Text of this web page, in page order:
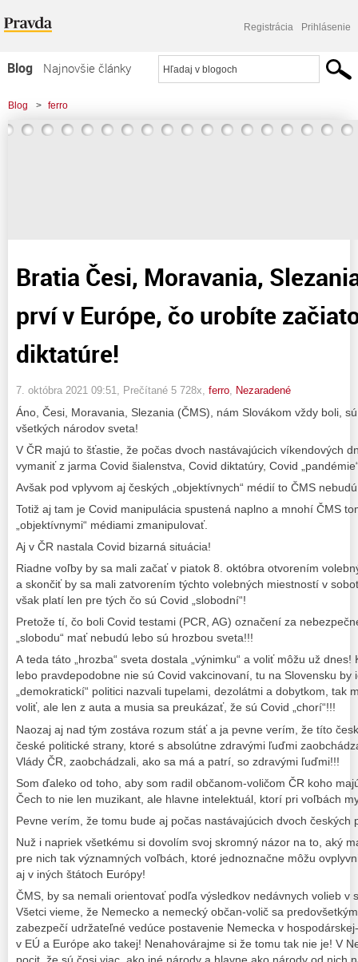
Registrácia Prihlásenie
Blog
Najnovšie články
Najčítanejšie články
Najkomentovanejšie články
Blog > ferro
> Bratia Česi, Moravania, Slezania, môžete byť prví v Európe, čo urobíte
Bratia Česi, Moravania,
prví v Európe, čo urobíte
diktatúre!
7. októbra 2021 09:51 , Prečítané 5 728x, ferro Nezaradené
Áno, Česi, Moravania, Slezania (ČMS), nám Slovákom vždy boli,
všetkých národov sveta!
V ČR majú to šťastie, že počas dvoch nastávajúcich víkendových
vymaniť z jarma Covid šialenstva, Covid diktatúry, Covid
Avšak pod vplyvom aj českých „objektívnych“ médií to ČMS
Totiž aj tam je Covid manipulácia spustená naplno a mnohí ČMS
„objektívnymi“ médiami zmanipulovať.
Aj v ČR nastala Covid bizarná situácia!
Riadne voľby by sa mali začať v piatok 8. októbra otvorením
a skončiť by sa mali zatvorením týchto volebných miestností v
však platí len pre tých čo sú Covid „slobodní“!
Pretože tí, čo boli Covid testami (PCR, AG) označení za
„slobodu“ mať nebudú lebo sú hrozbou sveta!!!
A teda táto „hrozba“ sveta dostala „výnimku“ a voliť môžu už
lebo pravdepodobne nie sú Covid vakcinovaní, tu na Slovensku by
„demokratickí“ politici nazvali tupelami, dezolátmi a dobytkom, tak
voliť, ale len z auta a musia sa preukázať, že sú Covid „chorí“!!!
Naozaj aj nad tým zostáva rozum stáť a ja pevne verím, že títo
české politické strany, ktoré s absolútne zdravými ľuďmi
Vlády ČR, zaobchádzali, ako sa má a patrí, so zdravými ľuďmi!!!
Som ďaleko od toho, aby som radil občanom-voličom ČR koho
Čech to nie len muzikant, ale hlavne intelektuál, ktorí pri voľbách
Pevne verím, že tomu bude aj počas nastávajúcich dvoch českých
Nuž i napriek všetkému si dovolím svoj skromný názor na to, aký
pre nich tak významných voľbách, ktoré jednoznačne môžu
aj v iných štátoch Európy!
ČMS, by sa nemali orientovať podľa výsledkov nedávnych volieb v
Všetci vieme, že Nemecko a nemecký občan-volič sa
zabezpečí udržateľné vedúce postavenie Nemecka v
v EÚ a Európe ako takej! Nenahovárajme si že tomu tak nie je! V